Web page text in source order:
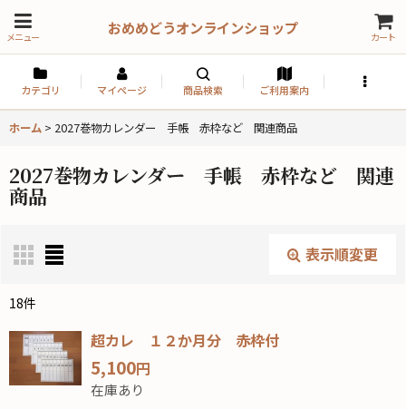
メニュー おめめどうオンラインショップ カート
カテゴリ マイページ 商品検索 ご利用案内
ホーム > 2027巻物カレンダー 手帳 赤枠など 関連商品
2027巻物カレンダー 手帳 赤枠など 関連
商品
表示順変更
表示数:
並び順:
閉じる
18件
超カレ １２か月分 赤枠付
5,100円
在庫あり